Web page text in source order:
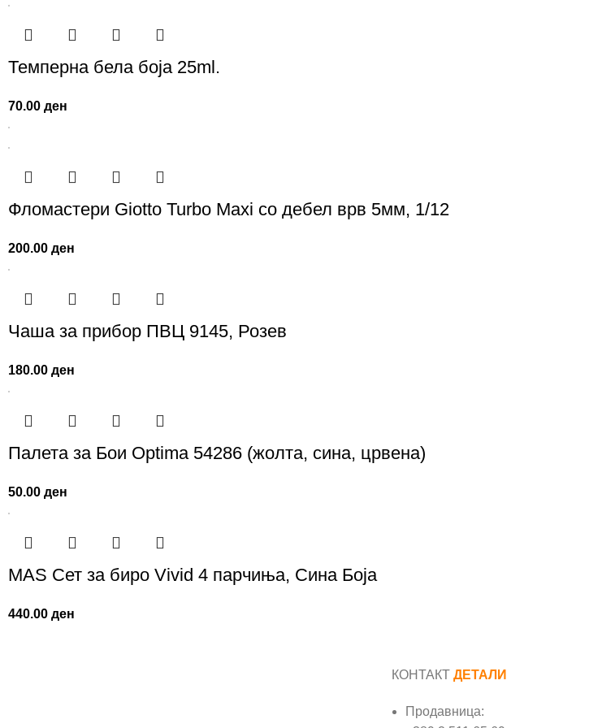
Темперна бела боја 25ml.
70.00ден
Фломастери Giotto Turbo Maxi со дебел врв 5мм, 1/12
200.00ден
Чаша за прибор ПВЦ 9145, Розев
180.00ден
Палета за Бои Optima 54286 (жолта, сина, црвена)
50.00ден
MAS Сет за биро Vivid 4 парчиња, Сина Боја
440.00ден
КОНТАКТ ДЕТАЛИ
Продавница: